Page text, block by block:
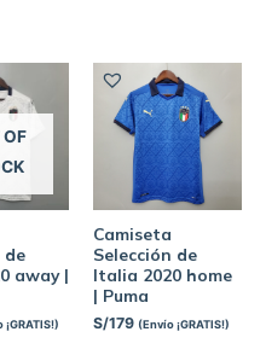
OF
de
away |
¡GRATIS!)
Camiseta
Selección de
Italia 2020 home
| Puma
S/179 (Envío ¡GRATIS!)